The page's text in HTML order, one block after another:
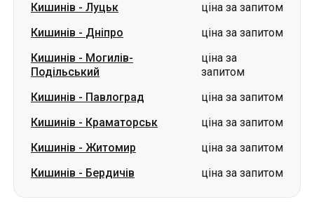
Кишинів - Луцьк
ціна за запитом
Кишинів - Дніпро
ціна за запитом
Кишинів - Могилів-
Подільський
ціна за
запитом
Кишинів - Павлоград
ціна за запитом
Кишинів - Краматорськ
ціна за запитом
Кишинів - Житомир
ціна за запитом
Кишинів - Бердичів ціна за запитом